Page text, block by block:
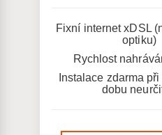
Fixní internet xDSL
optiku)
Rychlost
Instalace zdarma
dobu